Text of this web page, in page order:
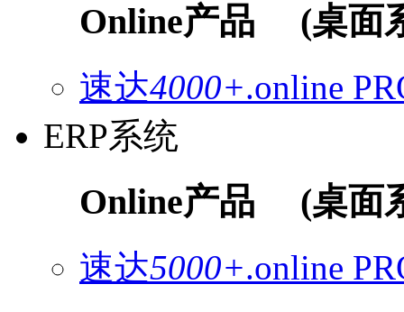
Online产品 (桌面
速达4000+.online
ERP系统
Online产品 (桌面
速达5000+.online